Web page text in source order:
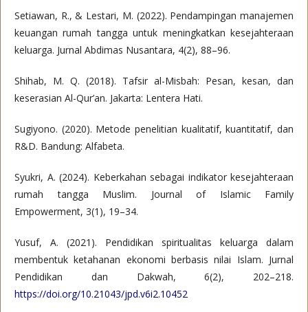
Setiawan, R., & Lestari, M. (2022). Pendampingan manajemen
keuangan rumah tangga untuk meningkatkan kesejahteraan
keluarga. Jurnal Abdimas Nusantara, 4(2), 88–96.
Shihab, M. Q. (2018). Tafsir al-Misbah: Pesan, kesan, dan
keserasian Al-Qur’an. Jakarta: Lentera Hati.
Sugiyono. (2020). Metode penelitian kualitatif, kuantitatif, dan
R&D. Bandung: Alfabeta.
Syukri, A. (2024). Keberkahan sebagai indikator kesejahteraan
rumah tangga Muslim. Journal of Islamic Family
Empowerment, 3(1), 19–34.
Yusuf, A. (2021). Pendidikan spiritualitas keluarga dalam
membentuk ketahanan ekonomi berbasis nilai Islam. Jurnal
Pendidikan dan Dakwah, 6(2), 202–218.
https://doi.org/10.21043/jpd.v6i2.10452